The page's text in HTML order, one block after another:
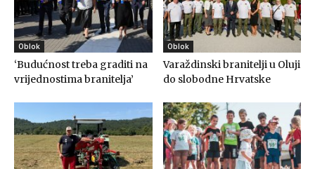
Oblok
‘Budućnost treba graditi na
vrijednostima branitelja’
Oblok
Varaždinski branitelji u Oluji
do slobodne Hrvatske